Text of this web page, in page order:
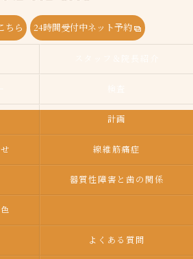
ちら 24時間受付中ネット予約
計画
線維筋痛症
器質性障害と歯の関係
よくある質問